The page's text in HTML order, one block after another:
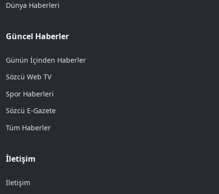
Dünya Haberleri
Güncel Haberler
Günün İçinden Haberler
Sözcü Web TV
Spor Haberleri
Sözcü E-Gazete
Tüm Haberler
İletişim
İletişim